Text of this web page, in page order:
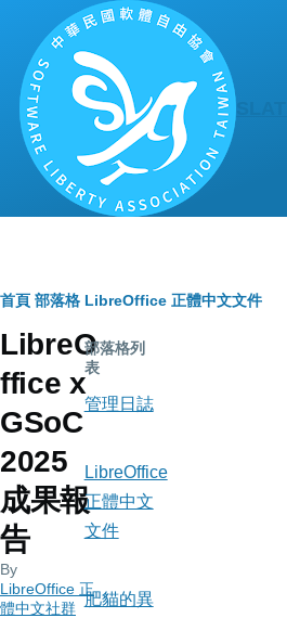
移至主內容
導
航
連
結
首頁 部落格 LibreOffice 正體中文文件
LibreO
ffice x
GSoC
2025
成果報
告
By
LibreOffice 正
體中文社群
部落格列
表
管理日誌
LibreOffice
正體中文
文件
肥貓的異